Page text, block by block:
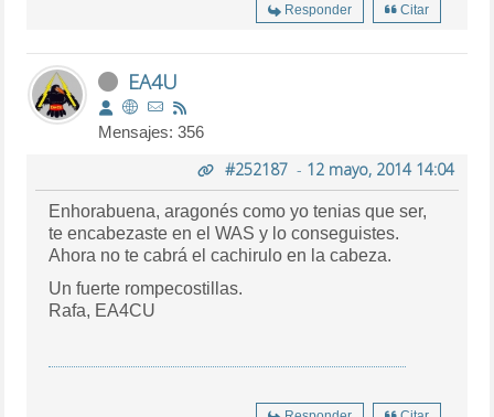
Responder Citar
EA4U
Mensajes: 356
#252187- 12 mayo, 2014 14:04
Enhorabuena, aragonés como yo tenias que ser,
te encabezaste en el WAS y lo conseguistes.
Ahora no te cabrá el cachirulo en la cabeza.
Un fuerte rompecostillas.
Rafa, EA4CU